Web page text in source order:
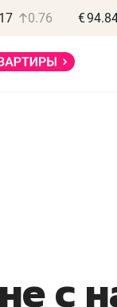
0.76 €
с
может